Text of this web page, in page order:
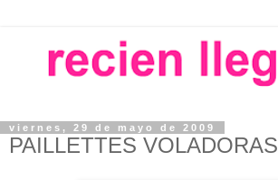
viernes, 29 de mayo de 2009
PAILLETTES VOLADORAS